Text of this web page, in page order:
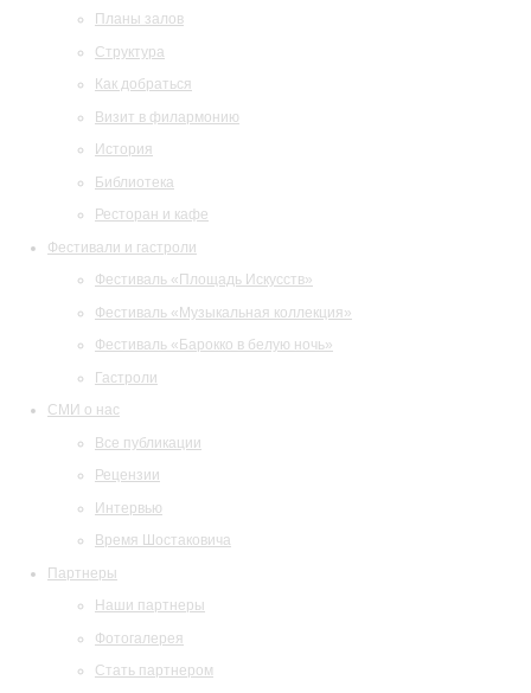
Планы залов
Структура
Как добраться
Визит в филармонию
История
Библиотека
Ресторан и кафе
Фестивали и гастроли
Фестиваль «Площадь Искусств»
Фестиваль «Музыкальная коллекция»
Фестиваль «Барокко в белую ночь»
Гастроли
СМИ о нас
Все публикации
Рецензии
Интервью
Время Шостаковича
Партнеры
Наши партнеры
Фотогалерея
Стать партнером